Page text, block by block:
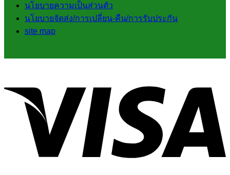
นโยบายความเป็นส่วนตัว
นโยบายจัดส่ง/การเปลี่ยน-คืน/การรับประกัน
site map